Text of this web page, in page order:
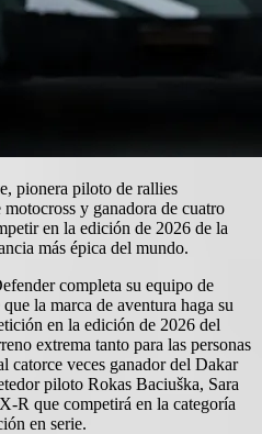
pionera piloto de rallies
y ganadora de cuatro
en la edición de 2026 de la
más épica del mundo.
completa su equipo de
la marca de aventura haga su
en la edición de 2026 del
extrema tanto para las personas
catorce veces ganador del Dakar
piloto Rokas Baciuška, Sara
R que competirá en la categoría
en serie.